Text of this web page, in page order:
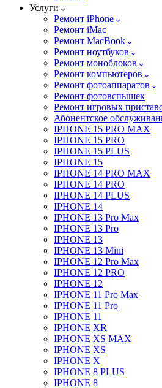
Услуги
Ремонт iPhone
Ремонт iMac
Ремонт MacBook
Ремонт ноутбуков
Ремонт моноблоков
Ремонт компьютеров
Ремонт фотоаппаратов
Ремонт фотовспышек
Ремонт игровых
Абонентское
IPHONE 15 PRO MAX
IPHONE 15 PRO
IPHONE 15 PLUS
IPHONE 15
IPHONE 14 PRO MAX
IPHONE 14 PRO
IPHONE 14 PLUS
IPHONE 14
IPHONE 13 Pro Max
IPHONE 13 Pro
IPHONE 13
IPHONE 13 Mini
IPHONE 12 Pro Max
IPHONE 12 PRO
IPHONE 12
IPHONE 11 Pro Max
IPHONE 11 Pro
IPHONE 11
IPHONE XR
IPHONE XS MAX
IPHONE XS
IPHONE X
IPHONE 8 PLUS
IPHONE 8